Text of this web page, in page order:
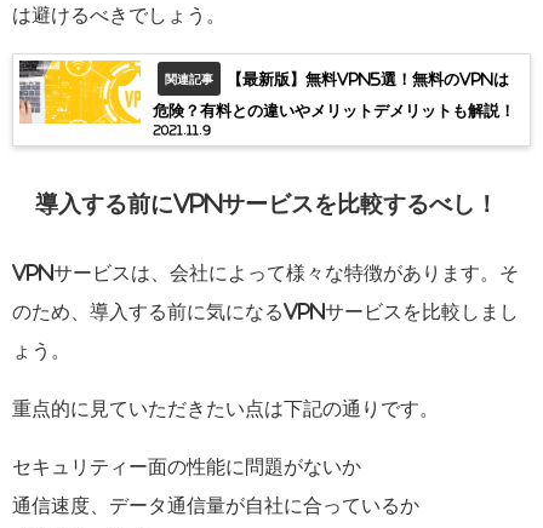
は避けるべきでしょう。
関連記事 【最新版】無料VPN5選！無料のVPNは
危険？有料との違いやメリットデメリットも解説！
2021.11.9
導入する前にVPNサービスを比較するべし！
VPNサービスは、会社によって様々な特徴があります。そ
のため、導入する前に気になるVPNサービスを比較しまし
ょう。
重点的に見ていただきたい点は下記の通りです。
セキュリティー面の性能に問題がないか
通信速度、データ通信量が自社に合っているか